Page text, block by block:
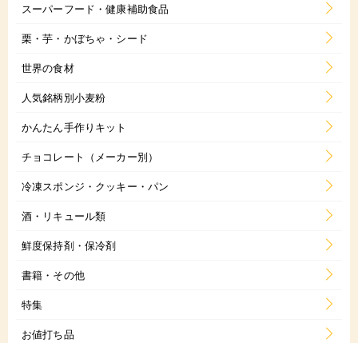
スーパーフード・健康補助食品
栗・芋・かぼちゃ・シード
世界の食材
人気銘柄別小麦粉
かんたん手作りキット
チョコレート（メーカー別）
冷凍スポンジ・クッキー・パン
酒・リキュール類
鮮度保持剤・保冷剤
書籍・その他
特集
お値打ち品